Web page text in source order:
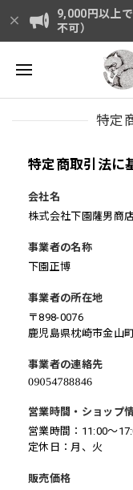
9,000円以上
不可）
特定
特定商取引法に
会社名
株式会社下園薩男商
事業者の名称
下園正博
事業者の所在地
〒898-0076
鹿児島県枕崎市金山
事業者の連絡先
営業時間・ショップ
営業時間：11:00～
定休日：月、火
販売価格